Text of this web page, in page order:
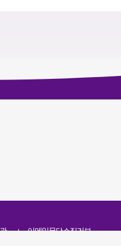
이메일무단수집거부